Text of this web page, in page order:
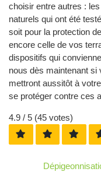
choisir entre autres :
naturels qui ont été
soit pour la protection
encore celle de vos
dispositifs qui
nous dès maintenant
mettront aussitôt à
se protéger contre ces
4.9 / 5 (45 votes)